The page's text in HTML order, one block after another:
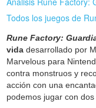
Todos los juegos de
Rune Factory:
vida desarrollado por
Marvelous para
contra monstruos y
acción con una
podemos jugar con